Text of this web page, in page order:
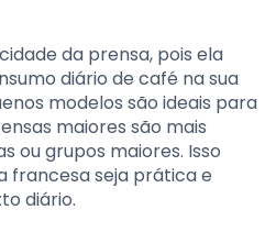
da prensa, pois ela
diário de café na sua
modelos são ideais para
maiores são mais
ou grupos maiores. Isso
francesa seja prática e
diário.